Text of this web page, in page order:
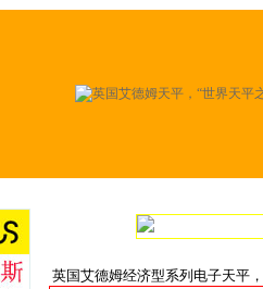
英国艾德姆经济型系列电子天平，